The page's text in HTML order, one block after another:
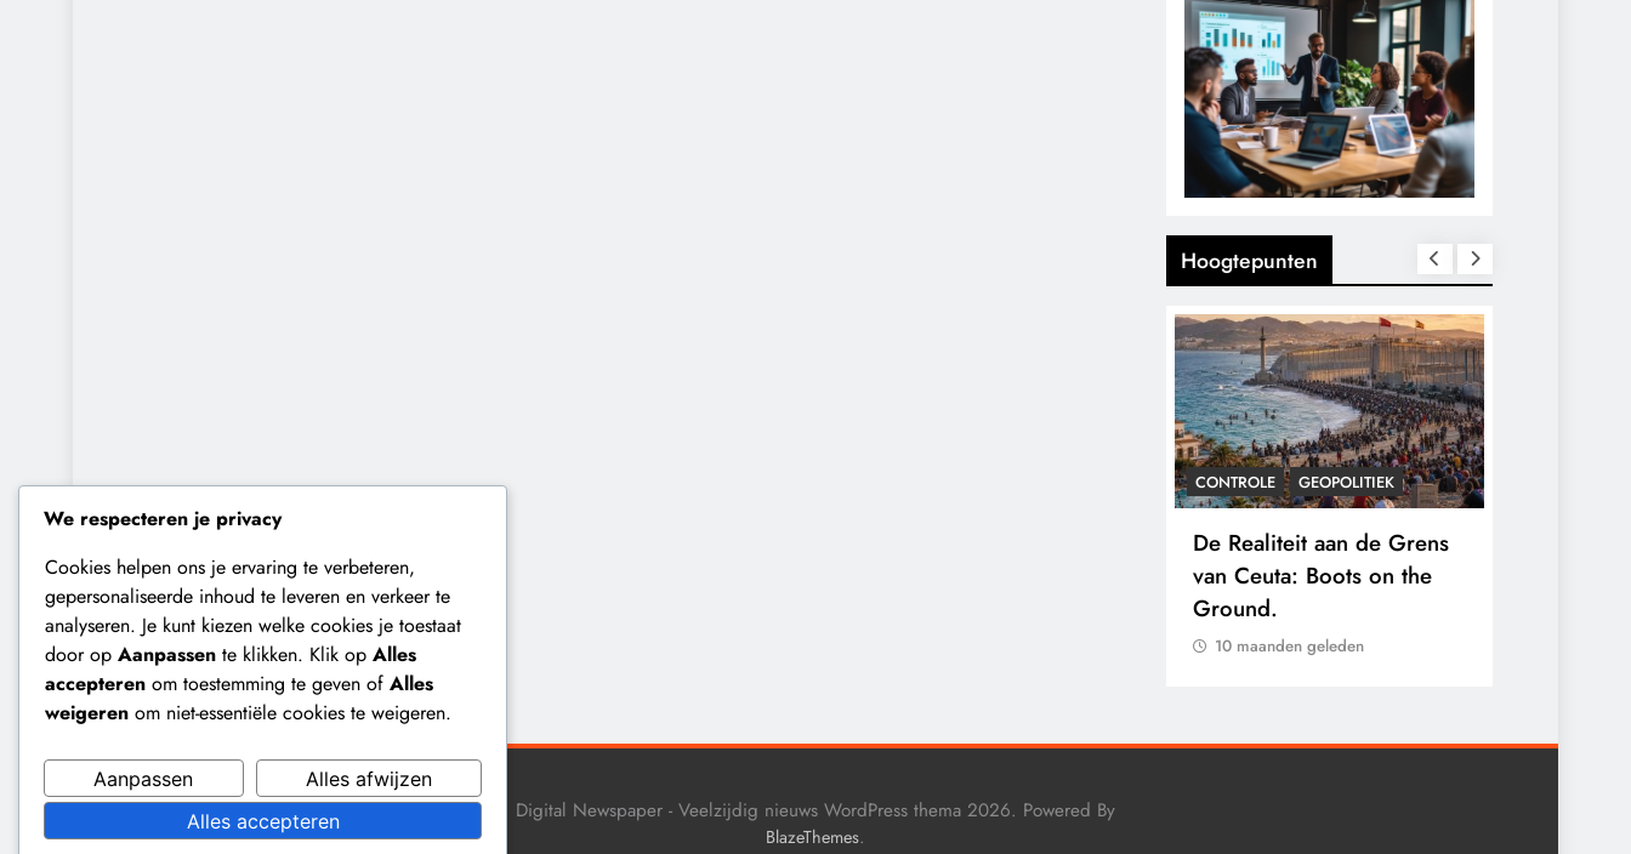
Hoogtepunten
CONTROLE GEOPOLITIEK
De Realiteit aan de Grens
van Ceuta: Boots on the
Ground.
10 maanden geleden
Digital Newspaper - Veelzijdig nieuws WordPress thema 2026. Powered By
BlazeThemes.
We respecteren je privacy
Cookies helpen ons je ervaring te verbeteren,
gepersonaliseerde inhoud te leveren en verkeer te
analyseren. Je kunt kiezen welke cookies je toestaat
door op Aanpassen te klikken. Klik op Alles
accepteren om toestemming te geven of Alles
weigeren om niet-essentiële cookies te weigeren.
Aanpassen
Alles afwijzen
Alles accepteren